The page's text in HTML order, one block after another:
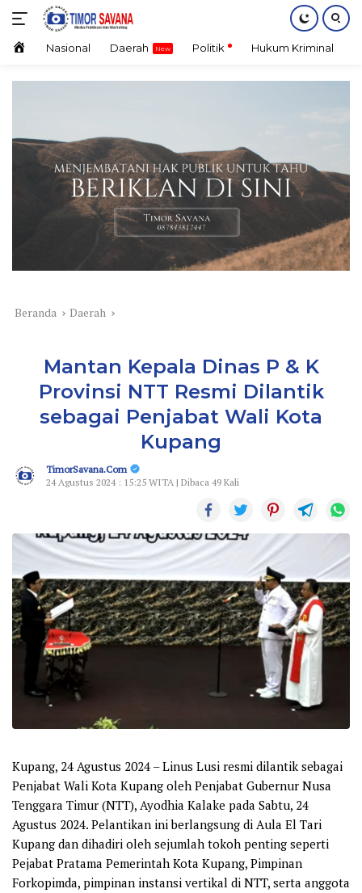
Langsung
konten HomeNasional Daerah Politik Hukum Kriminal
Beranda Daerah
Mantan Kepala Dinas P & K
Provinsi NTT Resmi Dilantik
sebagai Penjabat Wali Kota
Kupang
TimorSavana.Com
24 Agustus 2024 : 15:25 WITA | Dibaca 49 Kali
Kupang, 24 Agustus 2024 –Linus Lusi resmi dilantik sebagai
Penjabat Wali Kota Kupang oleh Penjabat Gubernur Nusa
Tenggara Timur (NTT), Ayodhia Kalake pada Sabtu, 24
Agustus 2024. Pelantikan ini berlangsung di Aula El Tari
Kupang dan dihadiri oleh sejumlah tokoh penting seperti
Pejabat Pratama Pemerintah Kota Kupang, Pimpinan
Forkopimda, pimpinan instansi vertikal di NTT, serta anggota